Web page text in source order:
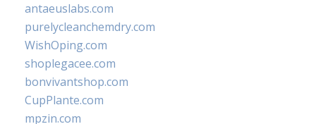
antaeuslabs.com
purelycleanchemdry.com
WishOping.com
shoplegacee.com
bonvivantshop.com
CupPlante.com
mpzin.com